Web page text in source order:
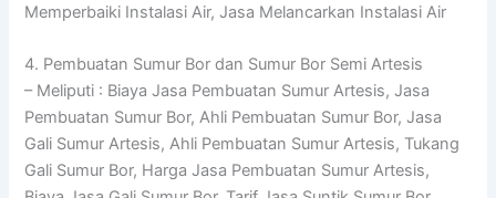
Memperbaiki Instalasi Air, Jasa Melancarkan Instalasi Air
4. Pembuatan Sumur Bor dan Sumur Bor Semi Artesis
– Meliputi : Biaya Jasa Pembuatan Sumur Artesis, Jasa
Pembuatan Sumur Bor, Ahli Pembuatan Sumur Bor, Jasa
Gali Sumur Artesis, Ahli Pembuatan Sumur Artesis, Tukang
Gali Sumur Bor, Harga Jasa Pembuatan Sumur Artesis,